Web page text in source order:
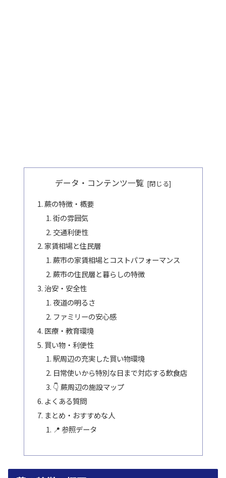
データ・コンテンツ一覧
蕨の特徴・概要
街の雰囲気
交通利便性
家賃相場と住民層
蕨市の家賃相場とコストパフォーマンス
蕨市の住民層と暮らしの特徴
治安・安全性
夜道の明るさ
ファミリーの安心感
医療・教育環境
買い物・利便性
駅周辺の充実した買い物環境
日常使いから特別な日まで対応する飲食店
👇 蕨周辺の施設マップ
よくある質問
まとめ・おすすめな人
📍 参照データ